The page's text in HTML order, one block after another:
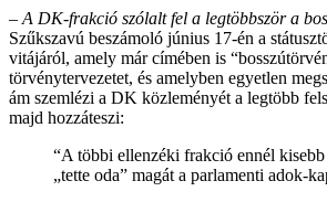
– A DK-frakció szólalt fel a legtöbbször a
Szűkszavú beszámoló június 17-én a
vitájáról, amely már címében is
törvénytervezetet, és amelyben egyetlen
ám szemlézi a DK közleményét a legtöbb
majd hozzáteszi:
“A többi ellenzéki frakció ennél
„tette oda” magát a parlamenti adok-